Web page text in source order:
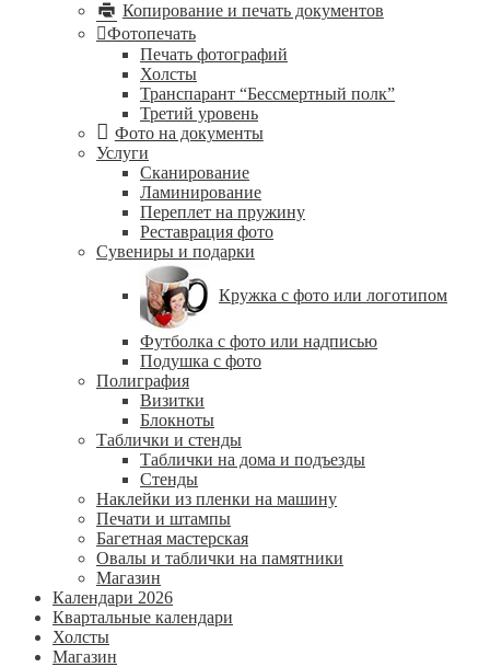
Копирование и печать документов
Фотопечать
Печать фотографий
Холсты
Транспарант “Бессмертный полк”
Третий уровень
Фото на документы
Услуги
Сканирование
Ламинирование
Переплет на пружину
Реставрация фото
Сувениры и подарки
Кружка с фото или логотипом
Футболка с фото или надписью
Подушка с фото
Полиграфия
Визитки
Блокноты
Таблички и стенды
Таблички на дома и подъезды
Стенды
Наклейки из пленки на машину
Печати и штампы
Багетная мастерская
Овалы и таблички на памятники
Магазин
Календари 2026
Квартальные календари
Холсты
Магазин